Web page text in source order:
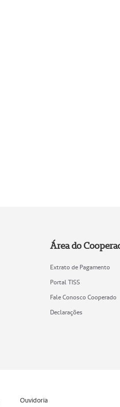
Área do
Extrato de Pagamento
Portal TISS
Fale Conosco Cooperado
Declarações
Ouvidoria